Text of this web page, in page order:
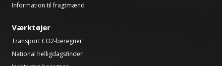
Information til fragtmænd
Værktøjer
Transport CO2-beregner
National helligdagsfinder